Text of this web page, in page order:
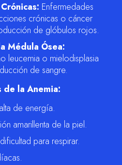
Enfermedades
crónicas o cáncer
de glóbulos rojos.
Médula Ósea:
leucemia o mielodisplasia
de sangre.
de la Anemia:
de energía.
amarillenta de la piel.
para respirar.